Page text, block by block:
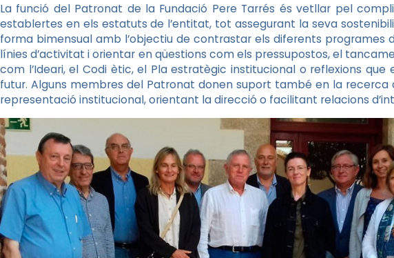
La funció del Patronat de la Fundació Pere Tarrés és vetllar pel
establertes en els estatuts de l’entitat, tot assegurant la seva
forma bimensual amb l’objectiu de contrastar els diferents programes
línies d’activitat i orientar en qüestions com els pressupostos, el
com l’Ideari, el Codi ètic, el Pla estratègic institucional o reflexions
futur. Alguns membres del Patronat donen suport també en la recerca
representació institucional, orientant la direcció o facilitant relacions